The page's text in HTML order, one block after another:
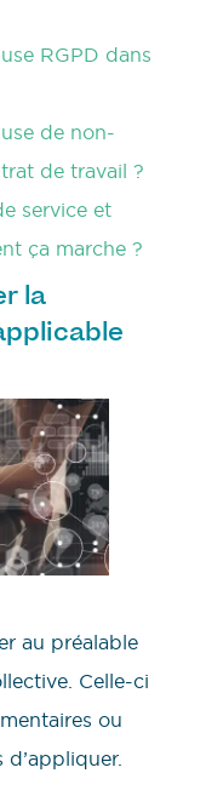
RGPD dans
de non-
de travail ?
service et
ça marche ?
la
au préalable
Celle-ci
ou